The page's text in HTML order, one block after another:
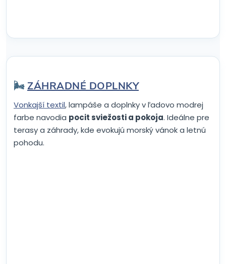
🌬️ ZÁHRADNÉ DOPLNKY
Vonkajší textil, lampáše a doplnky v ľadovo modrej
farbe navodia pocit sviežosti a pokoja. Ideálne pre
terasy a záhrady, kde evokujú morský vánok a letnú
pohodu.